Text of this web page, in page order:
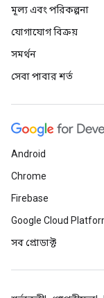
মূল্য এবং পরিকল্পনা
যোগাযোগ বিক্রয়
সমর্থন
সেবা পাবার শর্ত
Android
Chrome
Firebase
Google Cloud
সব প্রোডাক্ট